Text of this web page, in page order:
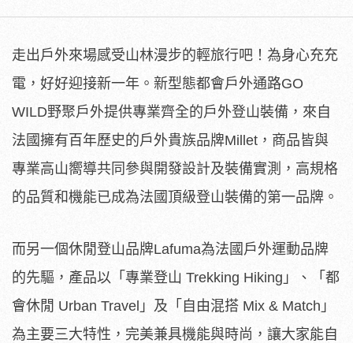
走出戶外來場感受山林漫步的輕旅行吧！為身心充充
電，好好迎接新一年。新型態都會戶外通路GO
WILD野聚戶外提供專業齊全的戶外登山裝備，來自
法國擁有百年歷史的戶外貴族品牌Millet，商品皆與
專業高山嚮導共同參與開發設計及裝備實測，高規格
的品質和機能已成為法國頂級登山裝備的第一品牌。
而另一個休閒登山品牌Lafuma為法國戶外運動品牌
的先驅，產品以「專業登山 Trekking Hiking」、「都
會休閒 Urban Travel」及「自由混搭 Mix & Match」
為主要三大特性，完美兼具機能與時尚，讓大家能自